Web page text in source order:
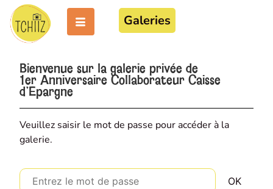
Galeries
Bienvenue sur la galerie privée de
1er Anniversaire Collaborateur Caisse
d'Epargne
Veuillez saisir le mot de passe pour accéder à la
galerie.